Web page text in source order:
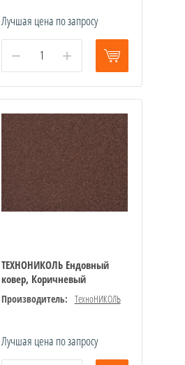
Лучшая цена по запросу
− +
ТЕХНОНИКОЛЬ Ендовный
ковер, Коричневый
Производитель: ТехноНИКОЛЬ
Лучшая цена по запросу